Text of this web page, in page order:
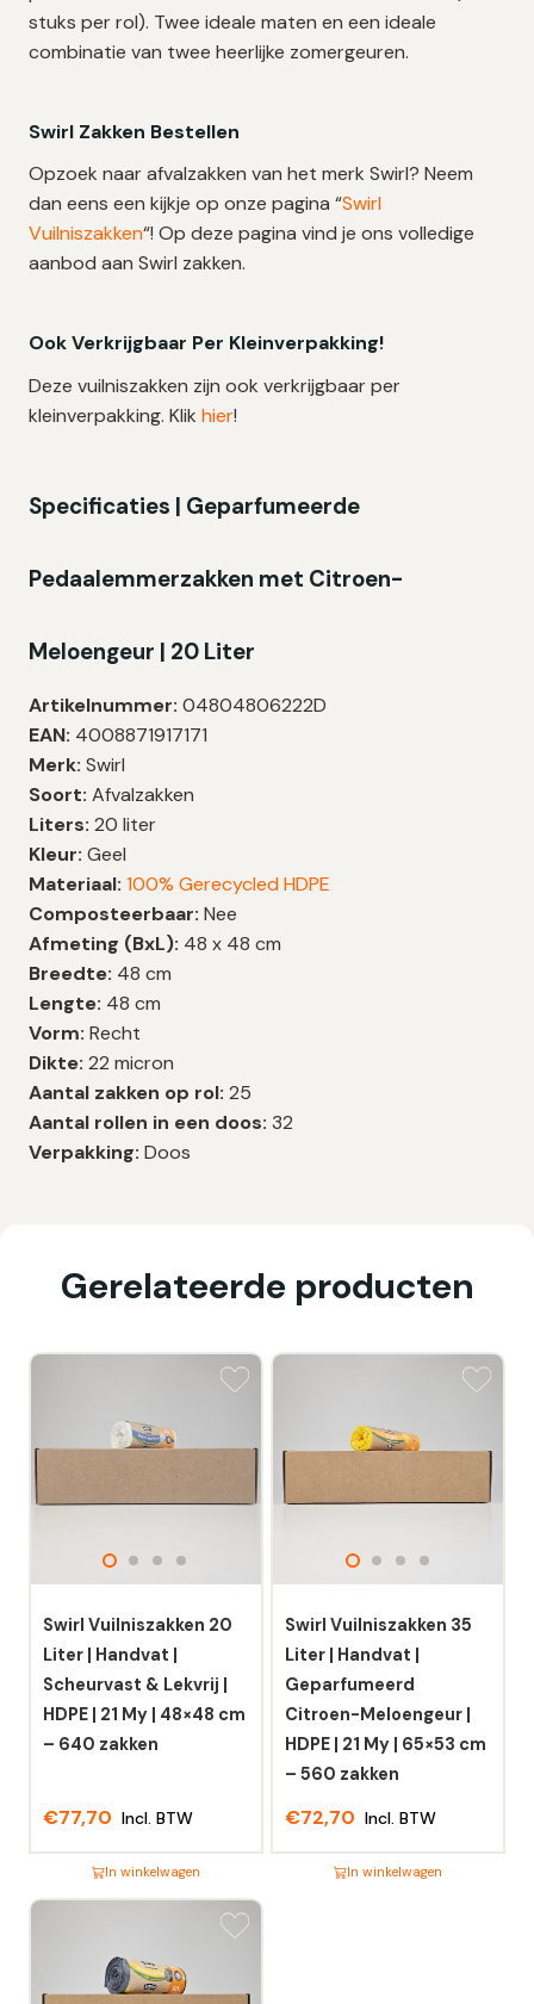
stuks per rol). Twee ideale maten en een ideale
combinatie van twee heerlijke zomergeuren.
Swirl Zakken Bestellen
Opzoek naar afvalzakken van het merk Swirl? Neem
dan eens een kijkje op onze pagina “Swirl
Vuilniszakken“! Op deze pagina vind je ons volledige
aanbod aan Swirl zakken.
Ook Verkrijgbaar Per Kleinverpakking!
Deze vuilniszakken zijn ook verkrijgbaar per
kleinverpakking. Klik hier!
Specificaties | Geparfumeerde
Pedaalemmerzakken met Citroen-
Meloengeur | 20 Liter
Artikelnummer: 04804806222D
EAN: 4008871917171
Merk: Swirl
Soort: Afvalzakken
Liters: 20 liter
Kleur: Geel
Materiaal: 100% Gerecycled HDPE
Composteerbaar: Nee
Afmeting (BxL): 48 x 48 cm
Breedte: 48 cm
Lengte: 48 cm
Vorm: Recht
Dikte: 22 micron
Aantal zakken op rol: 25
Aantal rollen in een doos: 32
Verpakking: Doos
Gerelateerde producten
Swirl Vuilniszakken 20
Liter | Handvat |
Scheurvast & Lekvrij |
HDPE | 21 My | 48×48 cm
– 640 zakken
€77,70 Incl. BTW
In winkelwagen
Dit
meerdere
Swirl Vuilniszakken 35
Liter | Handvat |
Geparfumeerd
Citroen-Meloengeur |
HDPE | 21 My | 65×53 cm
– 560 zakken
€72,70 Incl. BTW
In winkelwagen